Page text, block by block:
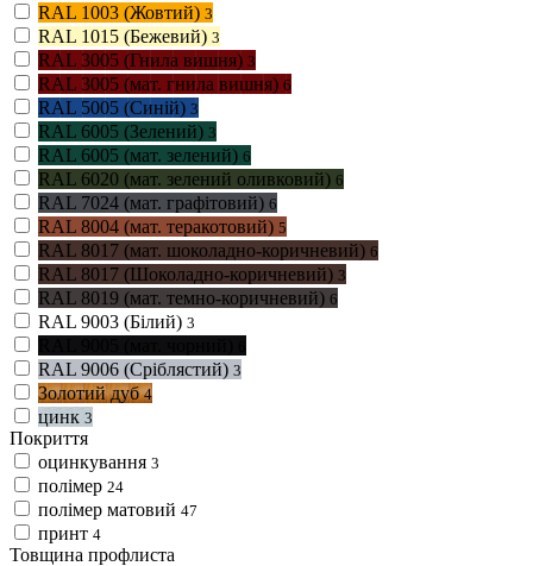
RAL 1003 (Жовтий) 3
RAL 1015 (Бежевий) 3
RAL 3005 (Гнила вишня) 3
RAL 3005 (мат. гнила вишня) 6
RAL 5005 (Синій) 3
RAL 6005 (Зелений) 3
RAL 6005 (мат. зелений) 6
RAL 6020 (мат. зелений оливковий) 6
RAL 7024 (мат. графітовий) 6
RAL 8004 (мат. теракотовий) 5
RAL 8017 (мат. шоколадно-коричневий) 6
RAL 8017 (Шоколадно-коричневий) 3
RAL 8019 (мат. темно-коричневий) 6
RAL 9003 (Білий) 3
RAL 9006 (Сріблястий) 3
Золотий дуб4
цинк 3
Покриття
оцинкування 3
полімер 24
полімер матовий 47
принт 4
Товщина профлиста